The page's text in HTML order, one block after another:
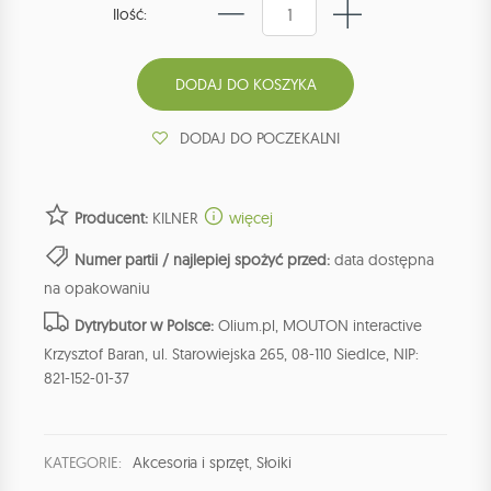
Ilość:
DODAJ DO POCZEKALNI
Producent: KILNER więcej
Numer partii / najlepiej spożyć przed: data dostępna
na opakowaniu
Dytrybutor w Polsce: Olium.pl, MOUTON interactive
Krzysztof Baran, ul. Starowiejska 265, 08-110 Siedlce, NIP:
821-152-01-37
KATEGORIE: Akcesoria i sprzęt, Słoiki